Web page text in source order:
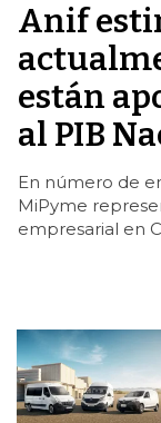
Anif
están
al PIB
En número de
MiPyme
empresarial en